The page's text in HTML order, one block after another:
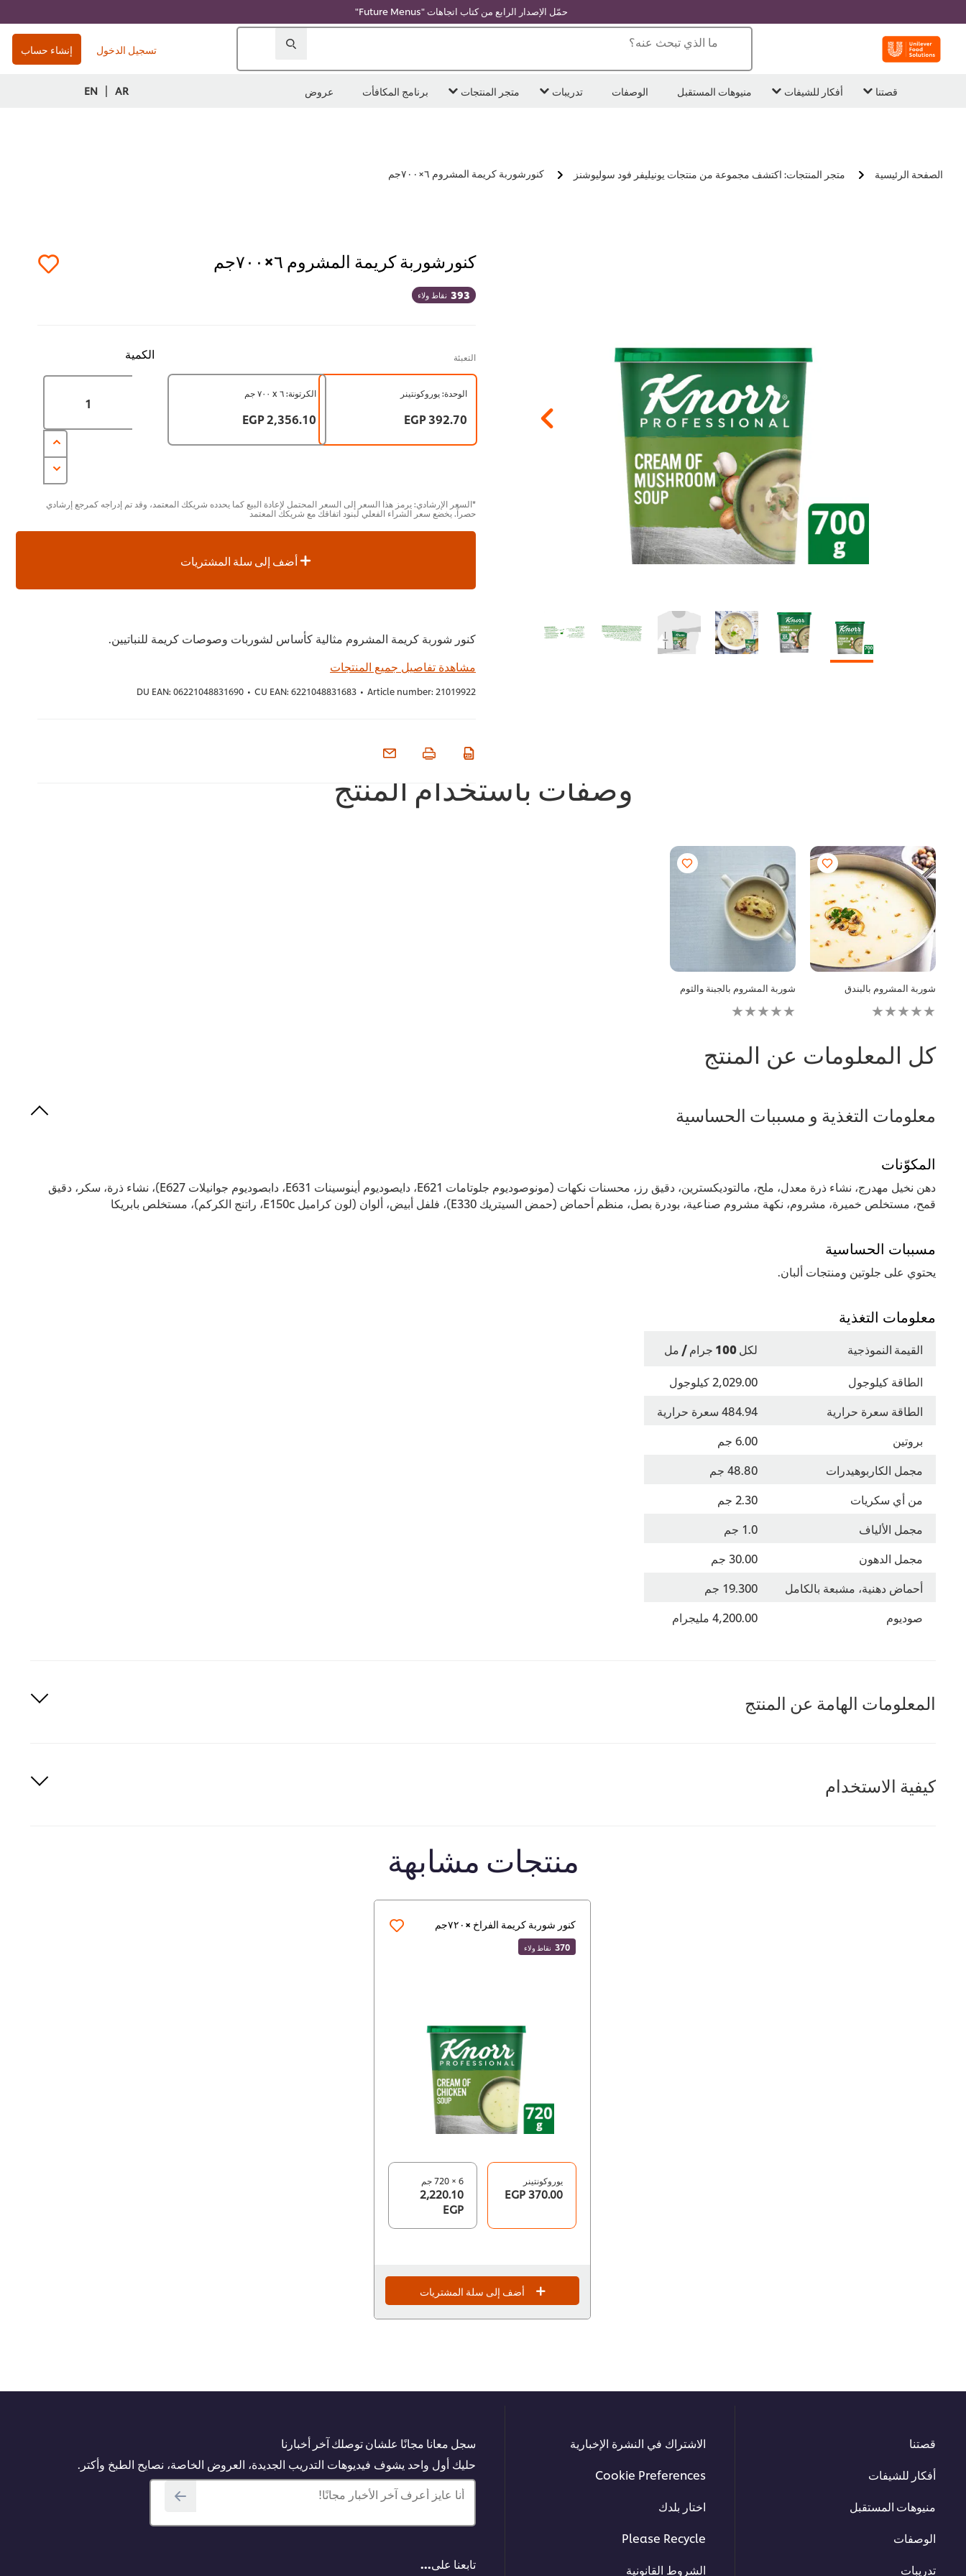
حمّل الإصدار الرابع من كتاب اتجاهات "Future Menus"
ما الذي تبحث عنه؟ تسجيل الدخول إنشاء حساب
قصتنا أفكار للشيفات منيوهات المستقبل الوصفات تدريبات متجر المنتجات برنامج المكافأت عروض AR
|
EN
الصفحة الرئيسية متجر المنتجات: اكتشف مجموعة من منتجات يونيليفر فود سوليوشنز كنورشوربة كريمة المشروم ٦×٧٠٠جم
كنورشوربة كريمة المشروم ٦×٧٠٠جم
393 نقاط ولاء
التعبئة الكمية
الوحدة: يوروكونتينر
392.70 EGP
الكرتونة: ٦ x ٧٠٠ جم
2,356.10 EGP
*السعر الإرشادي: يرمز هذا السعر إلى السعر المحتمل لإعادة البيع كما يحدده شريكك المعتمد، وقد تم إدراجه كمرجع إرشادي
حصراً. يخضع سعر الشراء الفعلي لبنود اتفاقك مع شريكك المعتمد
كنور شوربة كريمة المشروم مثالية كأساس لشوربات وصوصات كريمة للنباتيين.
مشاهدة تفاصيل جميع المنتجات
Article number: 21019922
•
CU EAN: 6221048831683
•
DU EAN: 06221048831690
وصفات باستخدام المنتج
شوربة المشروم بالبندق
تقييمات
شوربة المشروم بالجبنة والثوم
كل المعلومات عن المنتج
معلومات التغذية و مسببات الحساسية
المكوّنات
دهن نخيل مهدرج، نشاء ذرة معدل، ملح، مالتوديكسترين، دقيق رز، محسنات نكهات (مونوصوديوم جلوتامات E621، دايصوديوم أينوسينات E631، دابصوديوم جوانيلات E627)، نشاء ذرة، سكر، دقيق
قمح، مستخلص خميرة، مشروم، نكهة مشروم صناعية، بودرة بصل، منظم أحماض (حمض السيتريك E330)، فلفل أبيض، ألوان (لون كراميل E150c، راتنج الكركم)، مستخلص بابريكا
مسببات الحساسية
يحتوي على جلوتين ومنتجات ألبان.
معلومات التغذية
القيمة النموذجية
لكل 100 جرام / مل
الطاقة كيلوجول
2,029.00 كيلوجول
الطاقة سعرة حرارية
484.94 سعرة حرارية
بروتين
6.00 جم
مجمل الكاربوهيدرات
48.80 جم
من أي سكريات
2.30 جم
مجمل الألياف
1.0 جم
مجمل الدهون
30.00 جم
أحماض دهنية، مشبعة بالكامل
19.300 جم
صوديوم
4,200.00 مليجرام
المعلومات الهامة عن المنتج
كيفية الاستخدام
منتجات مشابهة
كنور شوربة كريمة الفراخ ×٧٢٠جم
370 نقاط ولاء
يوروكونتينر
370.00 EGP
6 × 720 جم
2,220.10
EGP
أضف إلى سلة المشتريات
قصتنا
أفكار للشيفات
منيوهات المستقبل
الوصفات
تدريبات
الاشتراك في النشرة الإخبارية
Cookie Preferences
اختار بلدك
Please Recycle
الشروط القانونية
سجل معانا مجانًا علشان توصلك آخر أخبارنا
حليك أول واحد يشوف فيديوهات التدريب الجديدة، العروض الخاصة، نصايح الطبخ وأكتر.
أنا عايز أعرف آخر الأخبار مجانًا!
تابعنا على...